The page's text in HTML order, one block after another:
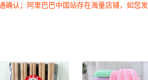
认；阿里巴巴中国站存在海量店铺，如您